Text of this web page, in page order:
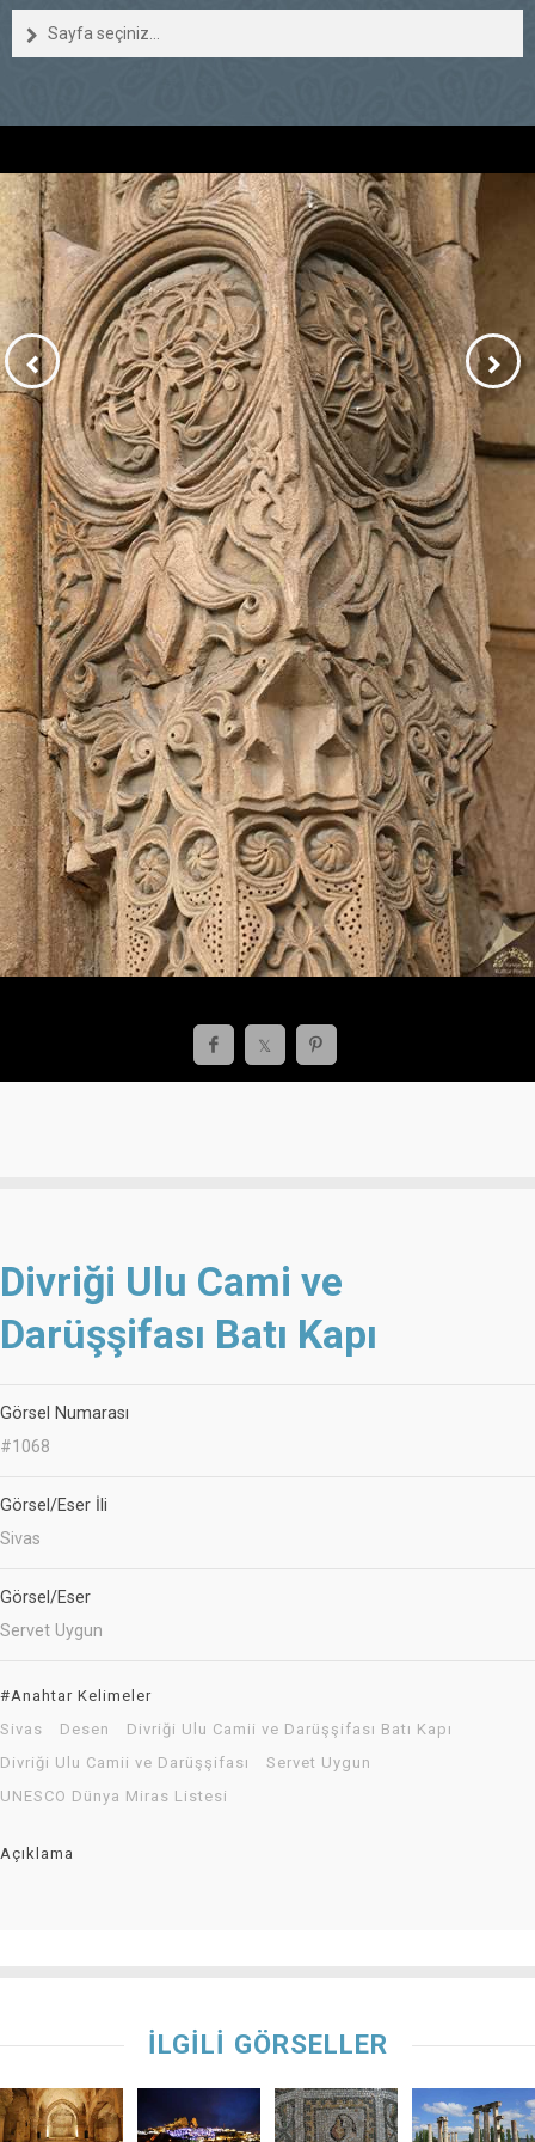
Sayfa seçiniz...
Divriği Ulu Cami ve
Darüşşifası Batı Kapı
Görsel Numarası
#1068
Görsel/Eser İli
Sivas
Görsel/Eser
Servet Uygun
#Anahtar Kelimeler
Sivas
Desen
Divriği Ulu Camii ve Darüşşifası Batı Kapı
Divriği Ulu Camii ve Darüşşifası
Servet Uygun
UNESCO Dünya Miras Listesi
Açıklama
İLGİLİ GÖRSELLER